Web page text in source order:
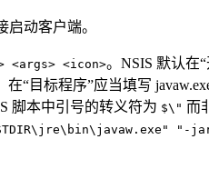
动客户端。
<args> <icon>。NSIS 默认在
“目标程序”应当填写
脚本中引号的转义符为 $\" 而
"-